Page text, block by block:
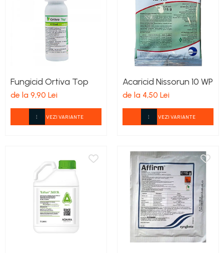
Fungicid Ortiva Top
de la 9,90 Lei
VEZI VARIANTE
Acaricid Nissorun 10 WP
de la 4,50 Lei
VEZI VARIANTE